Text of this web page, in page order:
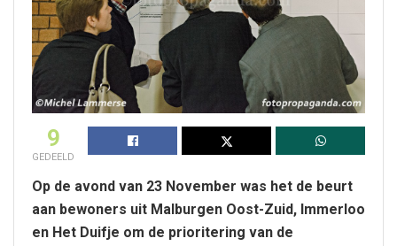
9
GEDEELD
Op de avond van 23 November was het de beurt
aan bewoners uit Malburgen Oost-Zuid, Immerloo
en Het Duifje om de prioritering van de